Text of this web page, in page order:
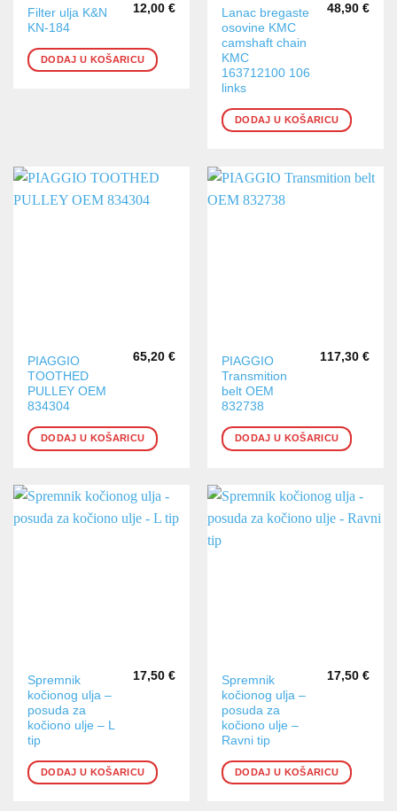
Filter ulja K&N
KN-184
12,00 €
DODAJ U KOŠARICU
Lanac bregaste
osovine KMC
camshaft chain
KMC
163712100 106
links
48,90 €
DODAJ U KOŠARICU
PIAGGIO
TOOTHED
PULLEY OEM
834304
65,20 €
DODAJ U KOŠARICU
PIAGGIO
Transmition
belt OEM
832738
117,30 €
DODAJ U KOŠARICU
Spremnik
kočionog ulja –
posuda za
kočiono ulje – L
tip
17,50 €
DODAJ U KOŠARICU
Spremnik
kočionog ulja –
posuda za
kočiono ulje –
Ravni tip
17,50 €
DODAJ U KOŠARICU